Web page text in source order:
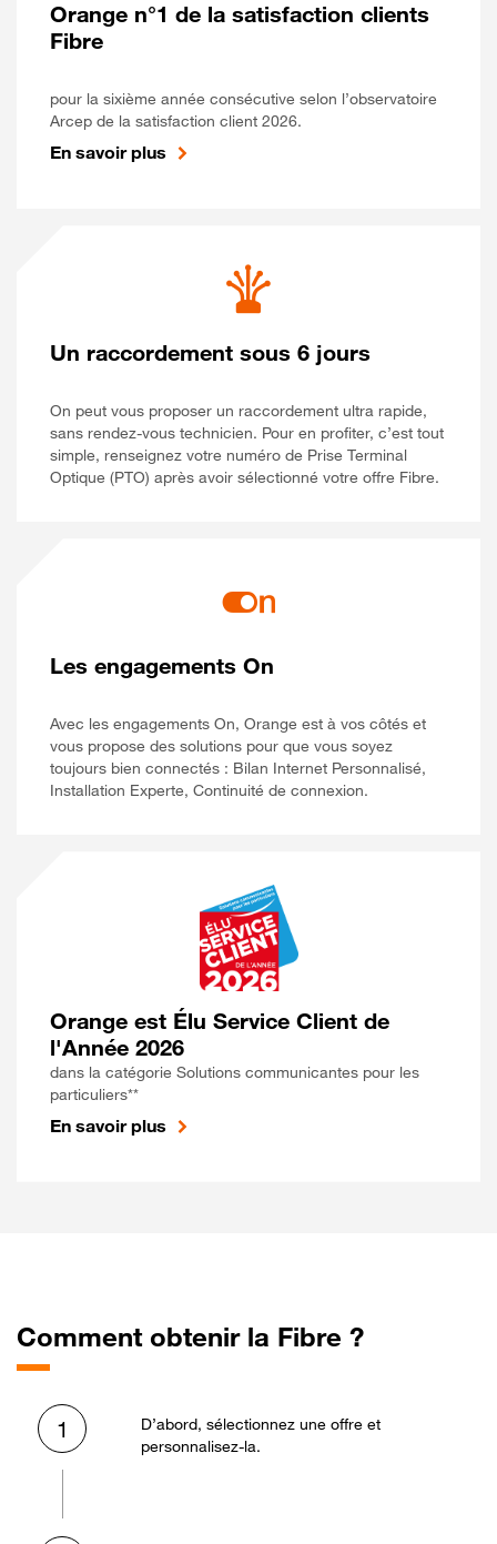
Orange n°1 de la satisfaction clients
Fibre
pour la sixième année consécutive selon l’observatoire
Arcep de la satisfaction client 2026.
En savoir plus
Un raccordement sous 6 jours
On peut vous proposer un raccordement ultra rapide,
sans rendez-vous technicien. Pour en profiter, c’est tout
simple, renseignez votre numéro de Prise Terminal
Optique (PTO) après avoir sélectionné votre offre Fibre.
Les engagements On
Avec les engagements On, Orange est à vos côtés et
vous propose des solutions pour que vous soyez
toujours bien connectés : Bilan Internet Personnalisé,
Installation Experte, Continuité de connexion.
Orange est Élu Service Client de
l'Année 2026
dans la catégorie Solutions communicantes pour les
particuliers**
En savoir plus
Comment obtenir la Fibre ?
1
D’abord, sélectionnez une offre et
personnalisez-la.